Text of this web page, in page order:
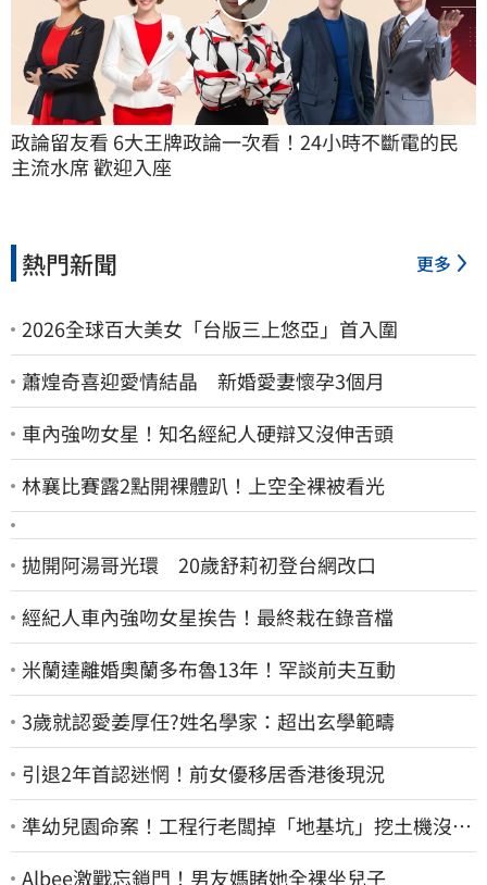
政論留友看 6大王牌政論一次看！24小時不斷電的民
主流水席 歡迎入座
熱門新聞 更多
2026全球百大美女「台版三上悠亞」首入圍
蕭煌奇喜迎愛情結晶 新婚愛妻懷孕3個月
車內強吻女星！知名經紀人硬辯又沒伸舌頭
林襄比賽露2點開裸體趴！上空全裸被看光
拋開阿湯哥光環 20歲舒莉初登台網改口
經紀人車內強吻女星挨告！最終栽在錄音檔
米蘭達離婚奧蘭多布魯13年！罕談前夫互動
3歲就認愛姜厚任?姓名學家：超出玄學範疇
引退2年首認迷惘！前女優移居香港後現況
準幼兒園命案！工程行老闆掉「地基坑」挖土機沒看
到…下土石活埋他
Albee激戰忘鎖門！男友媽睹她全裸坐兒子